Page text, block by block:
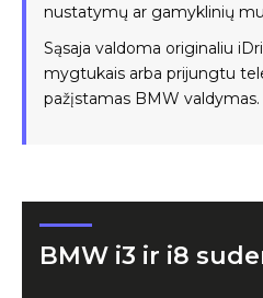
nustatymų ar gamyklinių
Sąsaja valdoma originaliu
mygtukais arba prijungtu
pažįstamas BMW valdymas.
BMW i3 ir i8